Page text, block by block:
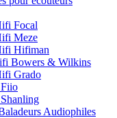
Focal
Meze
Hifiman
Bowers & Wilkins
Grado
Audiophiles